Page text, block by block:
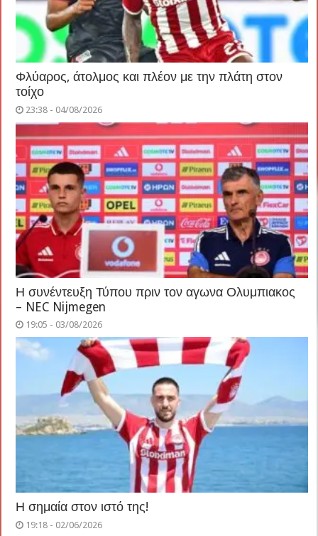
Φλύαρος, άτολμος και πλέον με την πλάτη στον
τοίχο
23:38 - 04/08/2026
Η συνέντευξη Τύπου πριν τον αγωνα Ολυμπιακος
– NEC Nijmegen
19:05 - 03/08/2026
Η σημαία στον ιστό της!
19:18 - 02/06/2026